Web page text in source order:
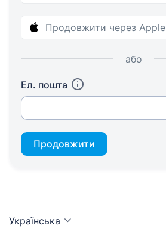
Продовжити через Apple
або
Ел. пошта
Продовжити
Українська